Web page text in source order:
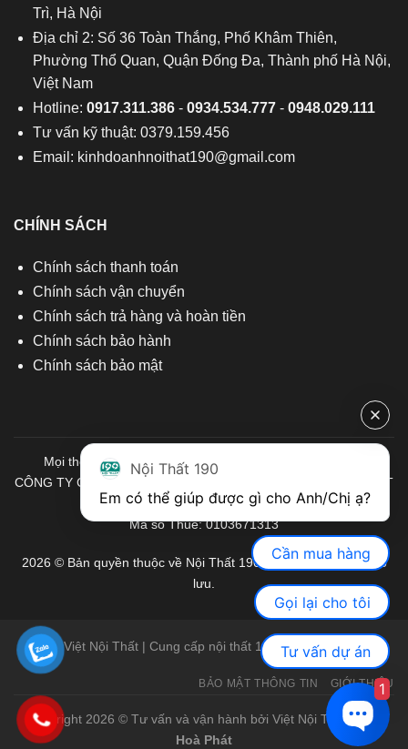
Trì, Hà Nội
Địa chỉ 2: Số 36 Toàn Thắng, Phố Khâm Thiên,
Phường Thổ Quan, Quận Đống Đa, Thành phố Hà Nội,
Việt Nam
Hotline: 0917.311.386- 0934.534.777- 0948.029.111
Tư vấn kỹ thuật: 0379.159.456
Email: kinhdoanhnoithat190@gmail.com
CHÍNH SÁCH
Chính sách thanh toán
Chính sách vận chuyển
Chính sách trả hàng và hoàn tiền
Chính sách bảo hành
Chính sách bảo mật
Mọi thông tin quý khách hàng vui lòng liên hệ chúng tôi:
CÔNG TY CỔ PHẦN ĐẦU TƯ THƯƠNG MẠI VÀ SẢN XUẤT VIỆT
NỘI THẤT
Mã số Thuế: 0103671313
2026 © Bản quyền thuộc về Nội Thất 190. Mọi quyền được bảo
lưu.
Việt Nội Thất | Cung cấp nội thất 190 chính hãng
BẢO MẬT THÔNG TIN GIỚI THIỆU
Copyright 2026 © Tư vấn và vận hành bởi Việt Nội Thất |Bàn
Hoà Phát
Nội Thất 190
Cần mua hàng
Gọi lại cho tôi
Tư vấn dự án
1